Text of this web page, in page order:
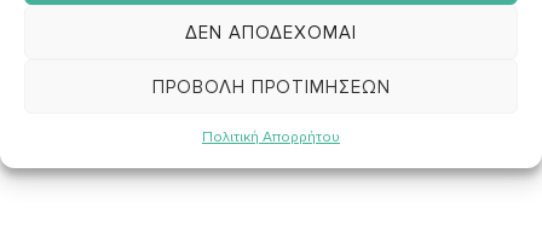
ΔΕΝ ΑΠΟΔΈΧΟΜΑΙ
ΠΡΟΒΟΛΉ ΠΡΟΤΙΜΉΣΕΩΝ
Πολιτική Απορρήτου
οξειδωτικό στρες